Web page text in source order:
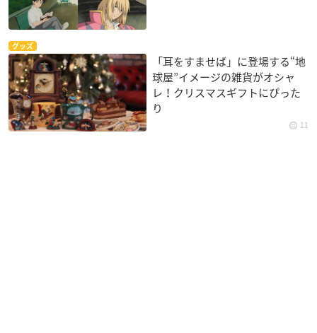
グッズ
「耳をすませば」に登場する“地
球屋”イメージの雑貨がオシャ
レ！クリスマスギフトにぴった
り
11